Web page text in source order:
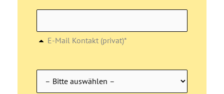
E-Mail Kontakt (privat)*